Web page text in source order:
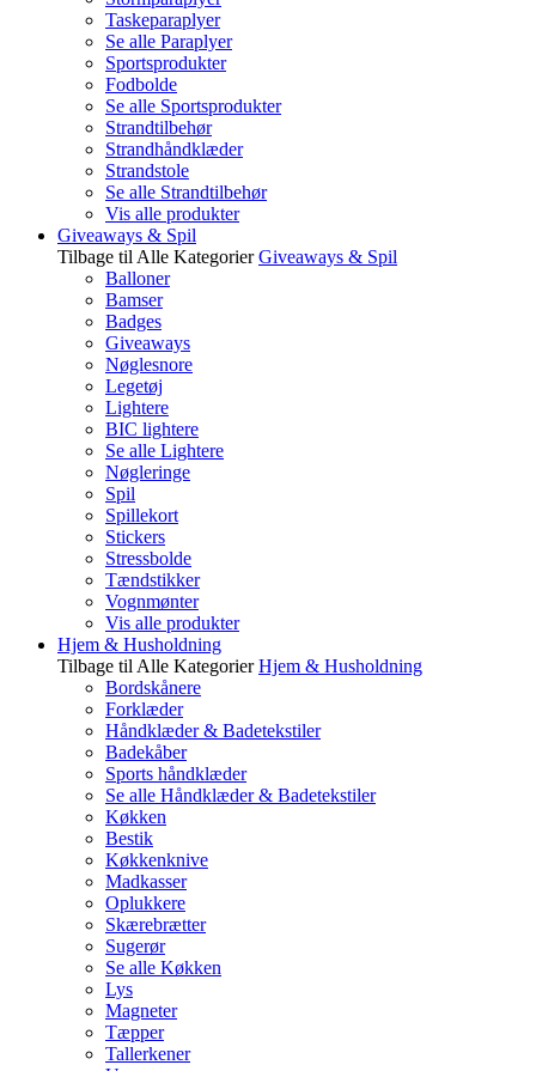
Taskeparaplyer
Se alle Paraplyer
Sportsprodukter
Fodbolde
Se alle Sportsprodukter
Strandtilbehør
Strandhåndklæder
Strandstole
Se alle Strandtilbehør
Vis alle produkter
Giveaways & Spil
Tilbage til Alle Kategorier Giveaways & Spil
Balloner
Bamser
Badges
Giveaways
Nøglesnore
Legetøj
Lightere
BIC lightere
Se alle Lightere
Nøgleringe
Spil
Spillekort
Stickers
Stressbolde
Tændstikker
Vognmønter
Vis alle produkter
Hjem & Husholdning
Tilbage til Alle Kategorier Hjem & Husholdning
Bordskånere
Forklæder
Håndklæder & Badetekstiler
Badekåber
Sports håndklæder
Se alle Håndklæder & Badetekstiler
Køkken
Bestik
Køkkenknive
Madkasser
Oplukkere
Skærebrætter
Sugerør
Se alle Køkken
Lys
Magneter
Tæpper
Tallerkener